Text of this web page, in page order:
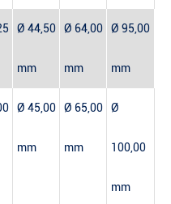
Ø 44,50
mm
Ø 64,00
mm
Ø 95,00
mm
Ø 45,00
mm
Ø 65,00
mm
Ø
100,00
mm